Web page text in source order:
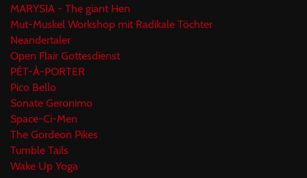
MARYSIA - The giant Hen
Mut-Muskel Workshop mit Radikale Töchter
Neandertaler
Open Flair Gottesdienst
PÊT-À-PORTER
Pico Bello
Sonate Geronimo
Space-Ci-Men
The Gordeon Pikes
Tumble Tails
Wake Up Yoga